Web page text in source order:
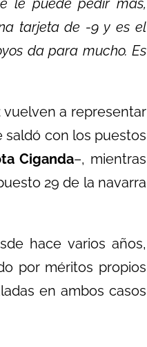
tarjeta de -9 y es el
da para mucho. Es
vuelven a representar
saldó con los puestos
Ciganda–, mientras
29 de la navarra
hace varios años,
por méritos propios
en ambos casos